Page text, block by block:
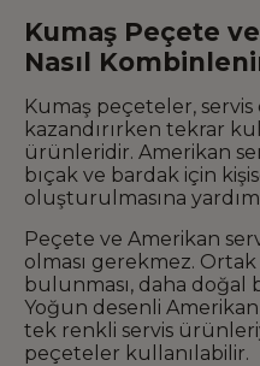
Kumaş Peçete
Nasıl
Kumaş peçeteler,
kazandırırken tekrar
ürünleridir. Amerikan
bıçak ve bardak için
oluşturulmasına
Peçete ve Amerikan
olması gerekmez.
bulunması, daha
Yoğun desenli
tek renkli servis
peçeteler kullanılabilir.